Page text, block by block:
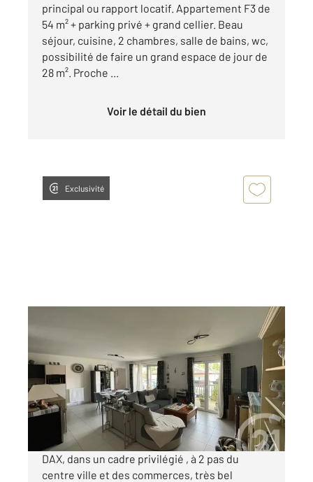
principal ou rapport locatif. Appartement F3 de
54 m² + parking privé + grand cellier. Beau
séjour, cuisine, 2 chambres, salle de bains, wc,
possibilité de faire un grand espace de jour de
28 m². Proche ...
Voir le détail du bien
Exclusivité
Ref : 25167
Appartement F3/F4 à vendre
270 000 €
Visiter le site dédié
DAX, dans un cadre privilégié , à 2 pas du
centre ville et des commerces, très bel